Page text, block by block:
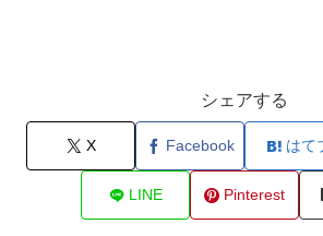
シェアする
X Facebook はて
LINE Pinterest